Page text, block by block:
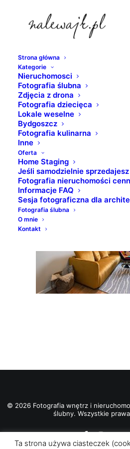
Strona główna
Kategorie
Nieruchomosci
Fotografia ślubna
Zdjęcia z drona
Fotografia dziecięca
Lokale weselne
Bydgoszcz
Fotografia kulinarna
Inne
Oferta
Home Staging
Jeśli samodzielnie
Fotografia nieruchomości
Informacje FAQ
Sesja fotograficzna dla
Fotografia ślubna
O mnie
Kontakt
zdjecia-
Strona Główna
Mieszkanie do wynajęcia | River
fotograficzna
zdjecia-
© 2026 Fotografia wnętrz i
ślubny. Wszystkie
Ta strona używa ciasteczek